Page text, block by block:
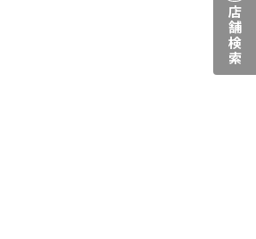
店舗検索